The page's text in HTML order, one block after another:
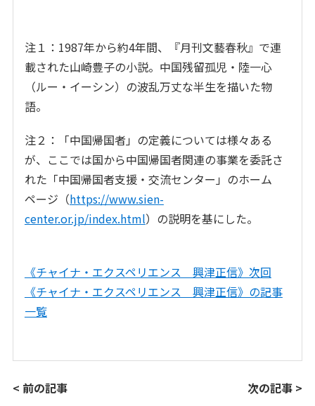
注１：1987年から約4年間、『月刊文藝春秋』で連
載された山崎豊子の小説。中国残留孤児・陸一心
（ルー・イーシン）の波乱万丈な半生を描いた物
語。
注２：「中国帰国者」の定義については様々ある
が、ここでは国から中国帰国者関連の事業を委託さ
れた「中国帰国者支援・交流センター」のホーム
ページ（https://www.sien-
center.or.jp/index.html）の説明を基にした。
《チャイナ・エクスペリエンス 興津正信》次回
《チャイナ・エクスペリエンス 興津正信》の記事
一覧
< 前の記事 次の記事 >